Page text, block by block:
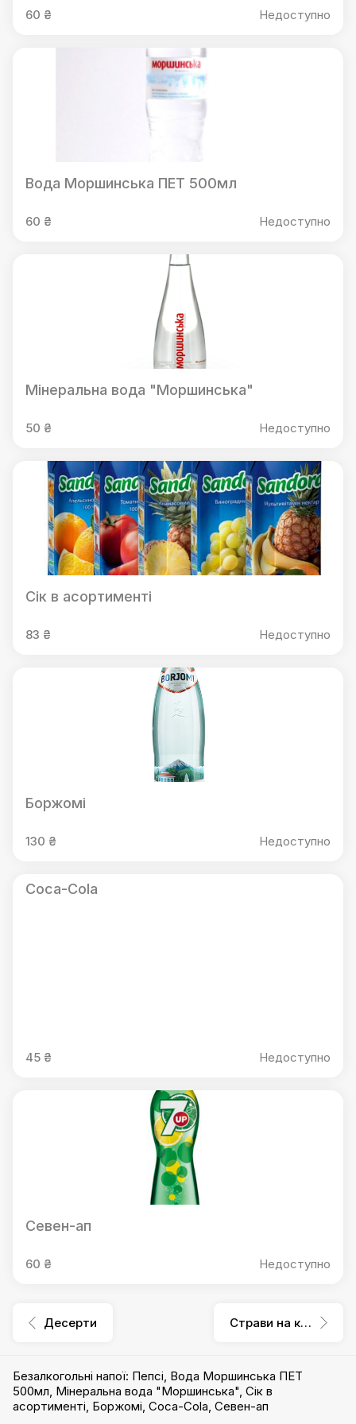
60 ₴ Недоступно
Вода Моршинська ПЕТ 500мл
60 ₴ Недоступно
Мінеральна вода "Моршинська"
50 ₴ Недоступно
Сік в асортименті
83 ₴ Недоступно
Боржомі
130 ₴ Недоступно
Coca-Cola
45 ₴ Недоступно
Севен-ап
60 ₴ Недоступно
Десерти Страви на компанію
Безалкогольні напої: Пепсі, Вода Моршинська ПЕТ
500мл, Мінеральна вода "Моршинська", Сік в
асортименті, Боржомі, Coca-Cola, Севен-ап